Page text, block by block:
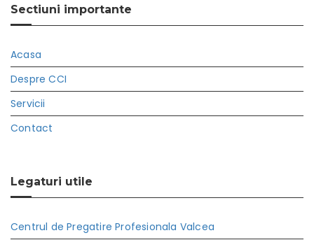
Sectiuni importante
Acasa
Despre CCI
Servicii
Contact
Legaturi utile
Centrul de Pregatire Profesionala Valcea